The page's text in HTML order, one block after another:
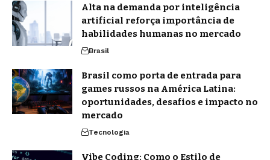
Alta na demanda por inteligência
artificial reforça importância de
habilidades humanas no mercado
Brasil
Brasil como porta de entrada para
games russos na América Latina:
oportunidades, desafios e impacto no
mercado
Tecnologia
Vibe Coding: Como o Estilo de